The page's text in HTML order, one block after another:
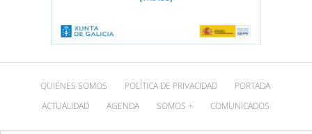
QUIÉNES SOMOS POLÍTICA DE PRIVACIDAD
PORTADA
ACTUALIDAD
AGENDA SOMOS + COMUNICADOS